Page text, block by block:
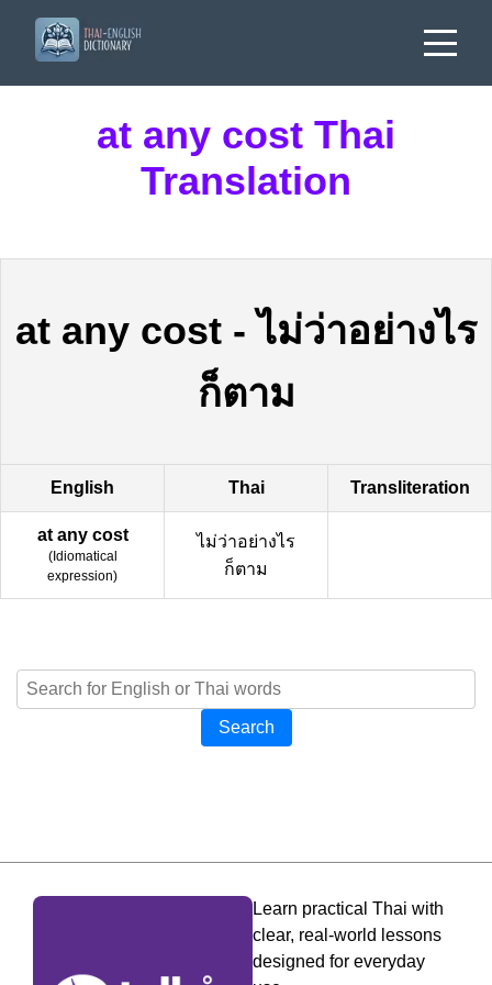
at any cost Thai
Translation
at any cost -ไม่ว่าอย่างไร
ก็ตาม
English Thai Transliteration
at any cost
(Idiomatical
expression)
ไม่ว่าอย่างไร
ก็ตาม
Search
Learn practical Thai with
clear, real-world lessons
designed for everyday